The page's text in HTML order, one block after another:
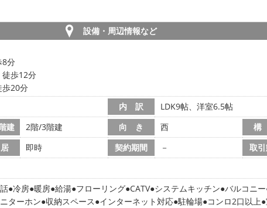
設備・周辺情報など
8分
徒歩12分
歩20分
内 訳
LDK9帖、洋室6.5帖
建 2階/3階建 向 き 西 構
即時 契約期間 － 取
冷房 暖房 給湯 フローリング CATV システムキッチン バルコニー
ターホン 収納スペース インターネット対応 駐輪場 コンロ2口以上